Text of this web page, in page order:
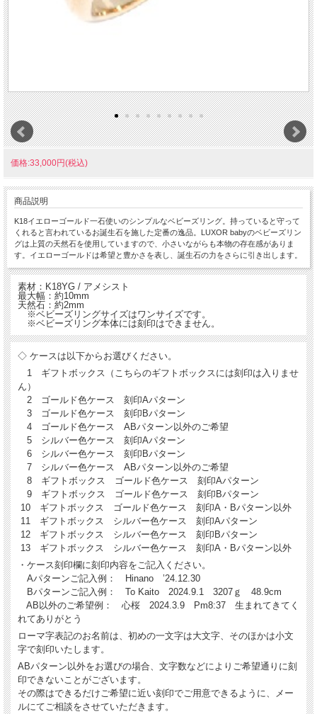
価格:33,000円(税込)
商品説明
K18イエローゴールド一石使いのシンプルなベビーズリング。持っていると守って
くれると言われているお誕生石を施した定番の逸品。LUXOR babyのベビーズリン
グは上質の天然石を使用していますので、小さいながらも本物の存在感がありま
す。イエローゴールドは希望と豊かさを表し、誕生石の力をさらに引き出します。
素材：K18YG / アメシスト
最大幅：約10mm
天然石：約2mm
※ベビーズリングサイズはワンサイズです。
※ベビーズリング本体には刻印はできません。
◇ ケースは以下からお選びください。
1 ギフトボックス（こちらのギフトボックスには刻印は入りませ
ん）
2 ゴールド色ケース 刻印Aパターン
3 ゴールド色ケース 刻印Bパターン
4 ゴールド色ケース ABパターン以外のご希望
5 シルバー色ケース 刻印Aパターン
6 シルバー色ケース 刻印Bパターン
7 シルバー色ケース ABパターン以外のご希望
8 ギフトボックス ゴールド色ケース 刻印Aパターン
9 ギフトボックス ゴールド色ケース 刻印Bパターン
10 ギフトボックス ゴールド色ケース 刻印A・Bパターン以外
11 ギフトボックス シルバー色ケース 刻印Aパターン
12 ギフトボックス シルバー色ケース 刻印Bパターン
13 ギフトボックス シルバー色ケース 刻印A・Bパターン以外
・ケース刻印欄に刻印内容をご記入ください。
Aパターンご記入例： Hinano ’24.12.30
Bパターンご記入例： To Kaito 2024.9.1 3207ｇ 48.9cm
AB以外のご希望例： 心桜 2024.3.9 Pm8:37 生まれてきてく
れてありがとう
ローマ字表記のお名前は、初めの一文字は大文字、そのほかは小文
字で刻印いたします。
ABパターン以外をお選びの場合、文字数などによりご希望通りに刻
印できないことがございます。
その際はできるだけご希望に近い刻印でご用意できるように、メー
ルにてご相談をさせていただきます。